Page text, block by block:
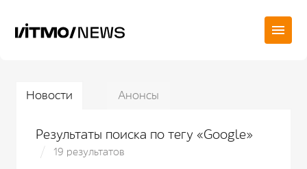
Новости Анонсы
Результаты поиска по тегу «Google»
19 результатов